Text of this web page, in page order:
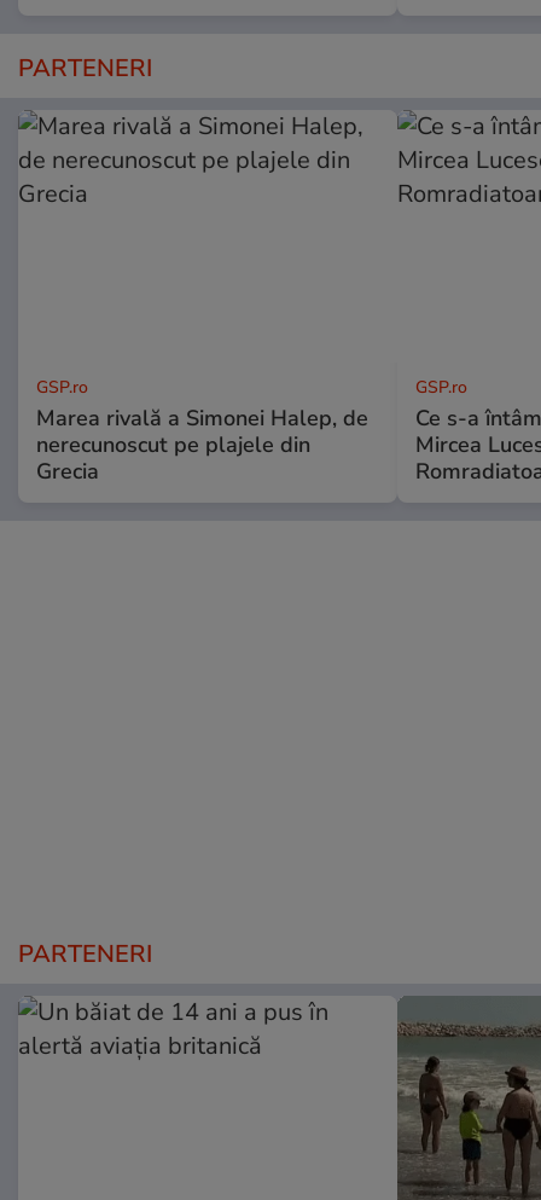
PARTENERI
GSP.ro
Marea rivală a Simonei Halep, de
nerecunoscut pe plajele din
Grecia
GSP.ro
Ce s-a
Mircea
PARTENERI